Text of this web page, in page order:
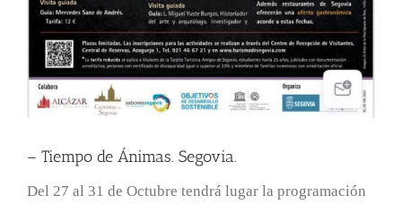
– Tiempo de Ánimas. Segovia.
Del 27 al 31 de Octubre tendrá lugar la programación